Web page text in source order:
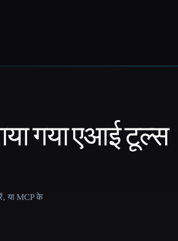
गया एआई टूल्स
या MCP के